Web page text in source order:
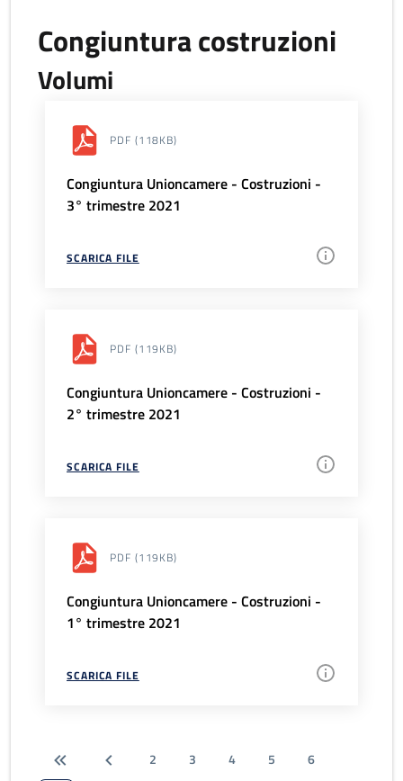
Congiuntura costruzioni
Volumi
PDF (118KB)
Congiuntura Unioncamere - Costruzioni -
3° trimestre 2021
SCARICA FILE
PDF (119KB)
Congiuntura Unioncamere - Costruzioni -
2° trimestre 2021
SCARICA FILE
PDF (119KB)
Congiuntura Unioncamere - Costruzioni -
1° trimestre 2021
SCARICA FILE
2 3 4 5
6